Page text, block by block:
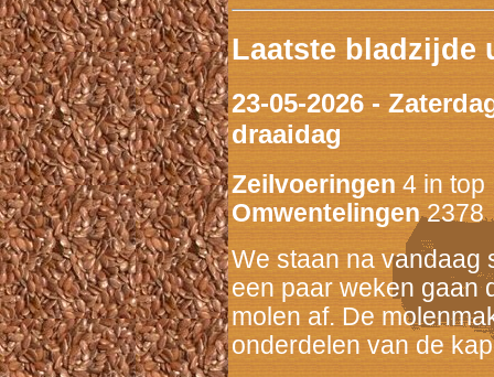
Laatste bladzijde
23-05-2026 -
draaidag
Zeilvoeringen 4 in top
Omwentelingen2378
We staan na vandaag
een paar weken gaan
molen af. De
onderdelen van de